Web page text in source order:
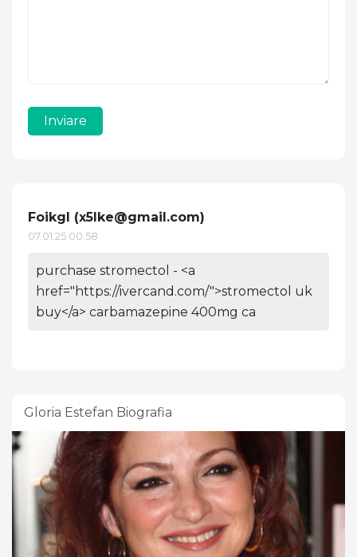
Inviare
Foikgl (x5lke@gmail.com)
07.01.25 00:58
purchase stromectol - <a
href="https://ivercand.com/">stromectol uk
buy</a> carbamazepine 400mg ca
Gloria Estefan Biografia